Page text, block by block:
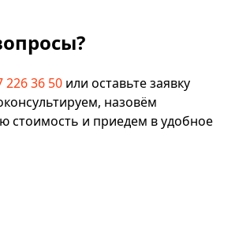
226 36 50 или оставьте заявку
назовём
стоимость и приедем в удобное